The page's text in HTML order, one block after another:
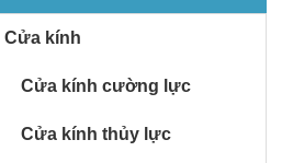
Cửa kính
Cửa kính cường lực
Cửa kính thủy lực